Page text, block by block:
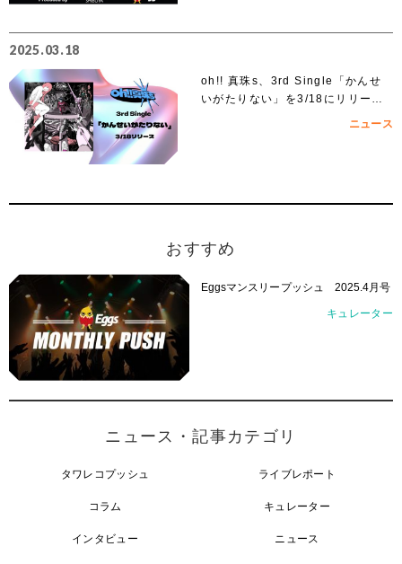
2025.03.18
oh!! 真珠s、3rd Single「かんせ
いがたりない」を3/18にリリー
ニュース
おすすめ
Eggsマンスリープッシュ 2025.4月号
キュレーター
ニュース・記事カテゴリ
タワレコプッシュ ライブレポート
コラム キュレーター
インタビュー ニュース